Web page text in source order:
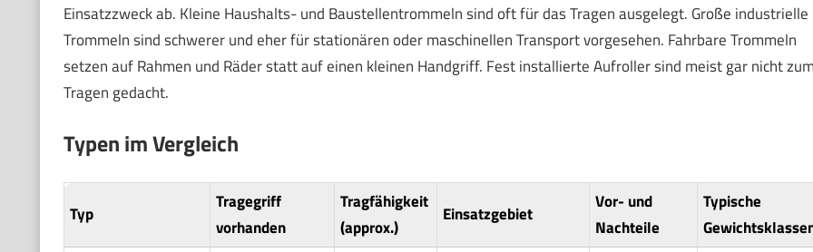
Einsatzzweck ab. Kleine Haushalts- und Baustellentrommeln sind oft für das Tragen ausgelegt. Große industrielle
Trommeln sind schwerer und eher für stationären oder maschinellen Transport vorgesehen. Fahrbare Trommeln
setzen auf Rahmen und Räder statt auf einen kleinen Handgriff. Fest installierte Aufroller sind meist gar nicht zum
Tragen gedacht.
Typen im Vergleich
Typ
Tragegriff
vorhanden
Tragfähigkeit
(approx.)
Einsatzgebiet
Vor- und
Nachteile
Typische